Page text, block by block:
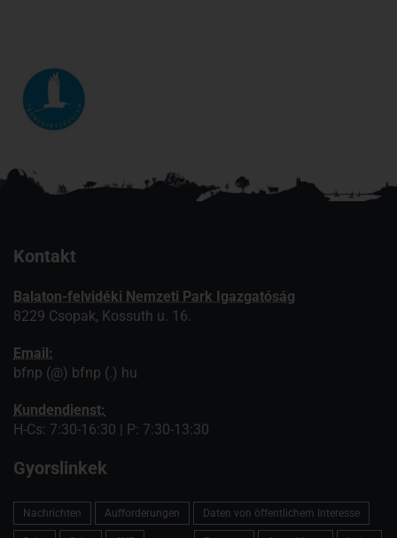
Kontakt
Balaton-felvidéki Nemzeti Park Igazgatóság
8229 Csopak, Kossuth u. 16.
Email:
bfnp (@) bfnp (.) hu
Kundendienst:
H-Cs: 7:30-16:30 | P: 7:30-13:30
Gyorslinkek
Nachrichten Aufforderungen Daten von öffentlichem Interesse